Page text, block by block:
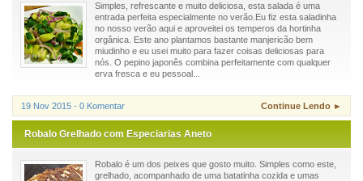
Simples, refrescante e muito deliciosa, esta salada é uma
entrada perfeita especialmente no verão.Eu fiz esta saladinha
no nosso verão aqui e aproveitei os temperos da hortinha
orgânica. Este ano plantamos bastante manjericão bem
miudinho e eu usei muito para fazer coisas deliciosas para
nós. O pepino japonês combina perfeitamente com qualquer
erva fresca e eu pessoal...
19 Nov 2015 - 0 Komentar Continue Lendo ►
Robalo Grelhado com Especiarias Aneto
Robalo é um dos peixes que gosto muito. Simples como este,
grelhado, acompanhado de uma batatinha cozida e umas